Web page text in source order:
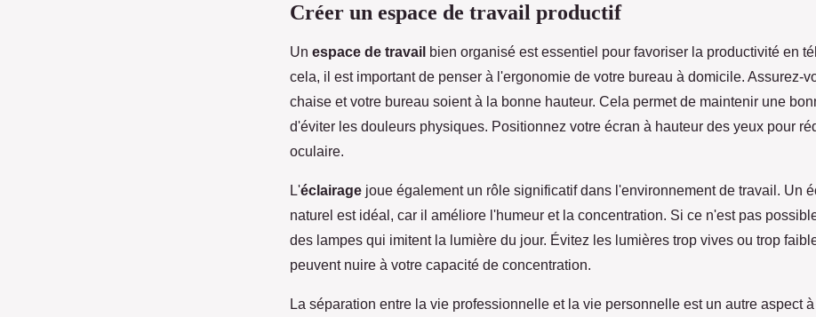
Créer un espace de travail productif
Un espace de travail bien organisé est essentiel pour favoriser la productivité en
cela, il est important de penser à l'ergonomie de votre bureau à domicile. Assurez-
chaise et votre bureau soient à la bonne hauteur. Cela permet de maintenir une
d'éviter les douleurs physiques. Positionnez votre écran à hauteur des yeux pour
oculaire.
L'éclairage joue également un rôle significatif dans l'environnement de travail. Un
naturel est idéal, car il améliore l'humeur et la concentration. Si ce n'est pas
des lampes qui imitent la lumière du jour. Évitez les lumières trop vives ou trop
peuvent nuire à votre capacité de concentration.
La séparation entre la vie professionnelle et la vie personnelle est un autre aspect